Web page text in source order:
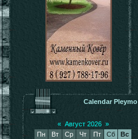
Calendar Pleymo
« Август 2026 »
Пн
Вт Ср Чт Пт Сб
Вс